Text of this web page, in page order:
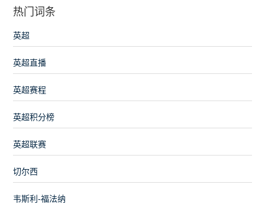
热门词条
英超
英超直播
英超赛程
英超积分榜
英超联赛
切尔西
韦斯利-福法纳